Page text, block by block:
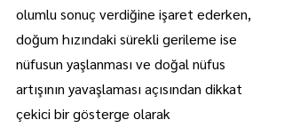
olumlu sonuç verdiğine işaret ederken,
doğum hızındaki sürekli gerileme ise
nüfusun yaşlanması ve doğal nüfus
artışının yavaşlaması açısından dikkat
çekici bir gösterge olarak